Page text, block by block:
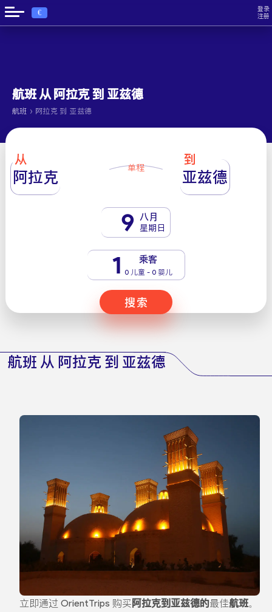
€
登录
注册
航班 从 阿拉克 到 亚兹德
航班 › 阿拉克 到 亚兹德
从
阿拉克 单程
到
亚兹德
9 八月
星期日
1 乘客
0 儿童 - 0 婴儿
搜索
航班 从 阿拉克 到 亚兹德
立即通过 OrientTrips 购买 阿拉克到亚兹德的最佳航班。